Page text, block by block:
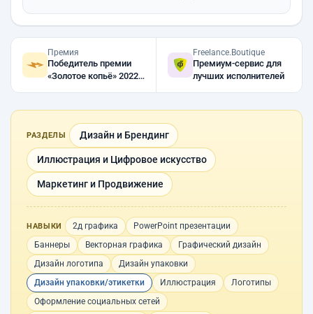
Премия
Победитель премии
«Золотое копьё» 2022,
Freelance.Boutique
Премиум-сервис для
лучших исполнителей
РАЗДЕЛЫ Дизайн и Брендинг
Иллюстрация и Цифровое искусство
Маркетинг и Продвижение
НАВЫКИ 2д графика
PowerPoint презентации
Баннеры
Векторная графика
Графический дизайн
Дизайн логотипа
Дизайн упаковки
Дизайн упаковки/этикетки
Иллюстрация
Логотипы
Оформление социальных сетей